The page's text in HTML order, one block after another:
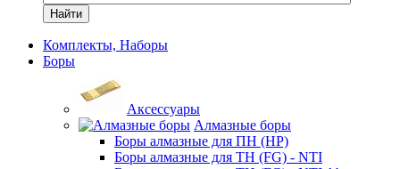
Найти
Комплекты, Наборы
Боры
Аксессуары
Алмазные боры
Боры алмазные для ПН (HP)
Боры алмазные для ТН (FG) - NTI